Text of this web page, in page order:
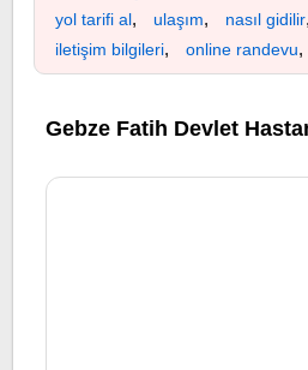
yol tarifi al, ulaşım, nasıl gidilir,
iletişim bilgileri, online randevu,
Gebze Fatih Devlet